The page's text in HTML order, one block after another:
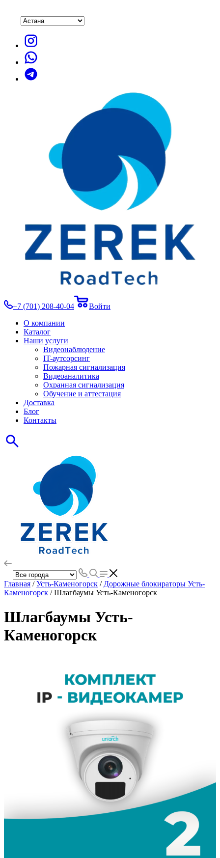
+7 (701) 208-40-04
Войти
О компании
Каталог
Наши услуги
Видеонаблюдение
IT-аутсорсинг
Пожарная сигнализация
Видеоаналитика
Охранная сигнализация
Обучение и аттестация
Доставка
Блог
Контакты
Главная /Усть-Каменогорск / Дорожные блокираторы Усть-
Каменогорск / Шлагбаумы Усть-Каменогорск
Шлагбаумы Усть-
Каменогорск